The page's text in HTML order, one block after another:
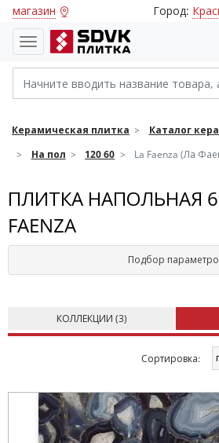
магазин Город:
Керамическая плитка
Каталог
На пол
120 60 La Faenza (Ла
ПЛИТКА НАПОЛЬНАЯ
FAENZA
Подбор
КОЛЛЕКЦИИ (3)
Cортировка: